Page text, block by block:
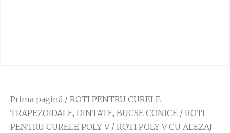
Prima pagină / ROTI PENTRU CURELE
TRAPEZOIDALE, DINTATE, BUCSE CONICE / ROTI
PENTRU CURELE POLY-V/ ROTI POLY-V CU ALEZAJ